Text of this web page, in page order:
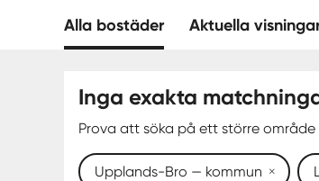
Alla bostäder Aktuella
Inga exakta
Prova att söka på ett större
Upplands-Bro — kommun